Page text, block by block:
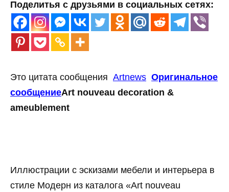
Поделитья с друзьями в социальных сетях:
Это цитата сообщения Artnews Оригинальное
сообщениеArt nouveau decoration &
ameublement
Иллюстрации с эскизами мебели и интерьера в
стиле Модерн из каталога «Art nouveau